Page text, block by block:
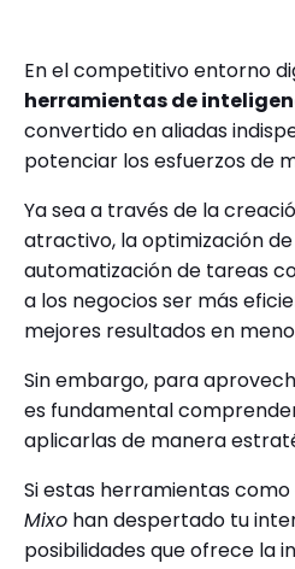
En el competitivo entorno
herramientas de
convertido en aliadas
potenciar los esfuerzos de
Ya sea a través de la
atractivo, la optimización
automatización de tareas
a los negocios ser más
mejores resultados en
Sin embargo, para
es fundamental
aplicarlas de manera
Si estas herramientas como
Mixo han despertado tu
posibilidades que ofrece la